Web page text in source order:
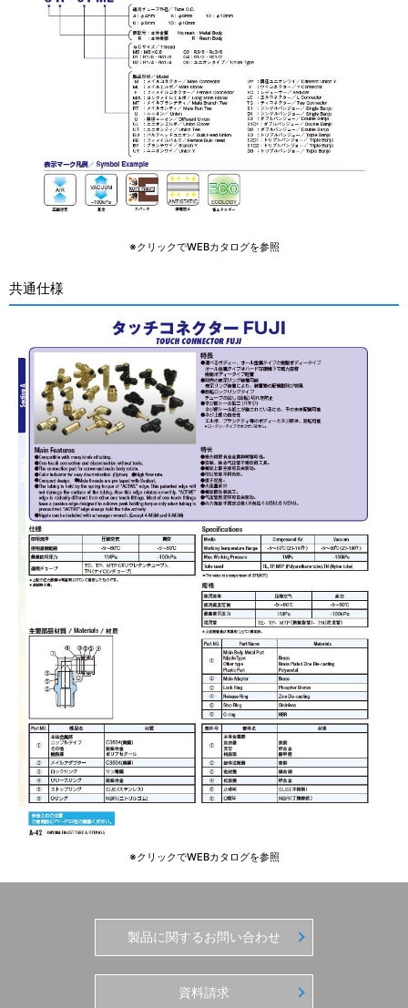
※クリックでWEBカタログを参照
共通仕様
※クリックでWEBカタログを参照
製品に関するお問い合わせ
資料請求